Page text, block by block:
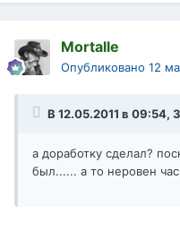
Mortalle
Опубликовано 12
В 12.05.2011 в 09:54,
а доработку сделал?
был...... а то неровен